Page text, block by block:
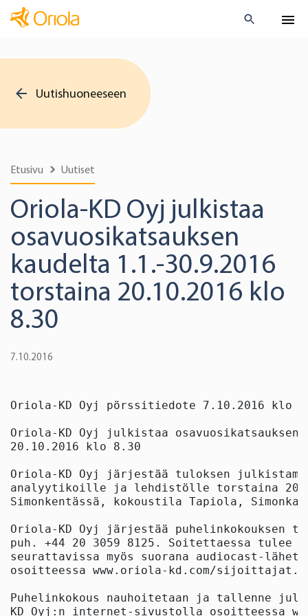
Uutishuoneeseen
Etusivu Uutiset
Oriola-KD Oyj julkistaa
osavuosikatsauksen
kaudelta 1.1.-30.9.2016
torstaina 20.10.2016 klo
8.30
7.10.2016
Oriola-KD Oyj pörssitiedote 7.10.2016 klo
Oriola-KD Oyj julkistaa
20.10.2016 klo 8.30
Oriola-KD Oyj järjestää tuloksen
analyytikoille ja lehdistölle torstaina
Simonkentässä, kokoustila Tapiola,
Oriola-KD Oyj järjestää puhelinkokouksen
puh. +44 20 3059 8125. Soitettaessa tulee
seurattavissa myös suorana audiocast-
osoitteessa www.oriola-kd.com/sijoittajat.
Puhelinkokous nauhoitetaan ja tallenne
KD Oyj:n internet-sivustolla osoitteessa